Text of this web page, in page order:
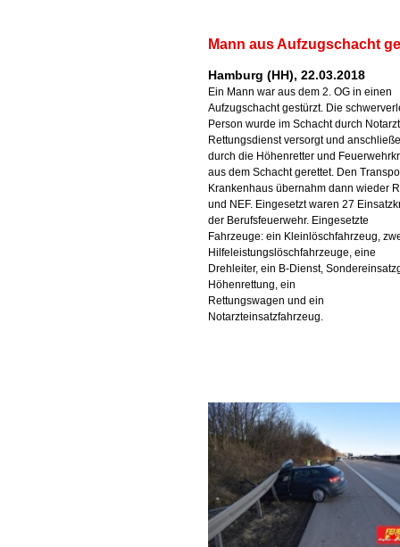
Mann aus Aufzugschacht
Hamburg (HH), 22.03.2018
Ein Mann war aus dem 2. OG in einen
Aufzugschacht gestürzt. Die
Person wurde im Schacht durch
Rettungsdienst versorgt und
durch die Höhenretter und
aus dem Schacht gerettet. Den
Krankenhaus übernahm dann wieder
und NEF. Eingesetzt waren 27
der Berufsfeuerwehr. Eingesetzte
Fahrzeuge: ein Kleinlöschfahrzeug,
Hilfeleistungslöschfahrzeuge, eine
Drehleiter, ein B-Dienst,
Höhenrettung, ein
Rettungswagen und ein
Notarzteinsatzfahrzeug.